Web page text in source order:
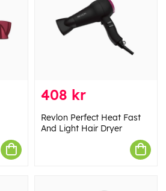
408 kr
Revlon Perfect Heat Fast
And Light Hair Dryer